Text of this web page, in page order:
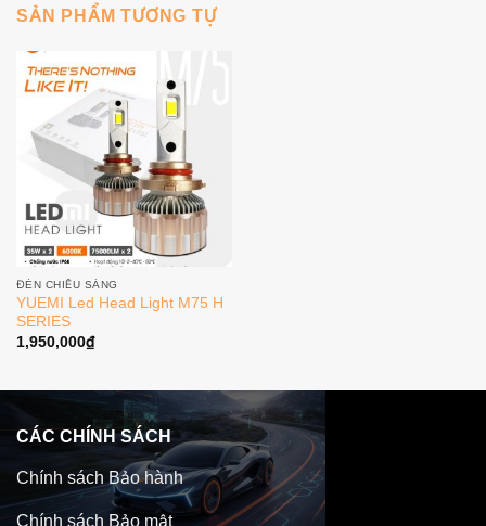
SẢN PHẨM TƯƠNG TỰ
ĐÈN CHIẾU SÁNG
YUEMI Led Head Light M75 H
SERIES
1,950,000₫
CÁC CHÍNH SÁCH
Chính sách Bảo hành
Chính sách Bảo mật